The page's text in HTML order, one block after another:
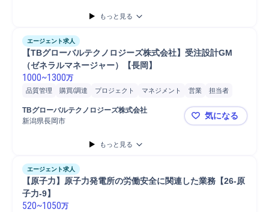
もっと見る
エージェント求人
【TBグローバルテクノロジーズ株式会社】受注設計GM
（ゼネラルマネージャー）【長岡】
1000~1300万
品質管理 購買/調達 プロジェクト マネジメント 営業
担当者
プロジェクトマネジメント
研究開発
設計レビュー 石油
製品
TBグローバルテクノロジーズ株式会社
新潟県長岡市
【TBグロー
気になる
もっと見る
エージェント求人
【原子力】原子力発電所の労働安全に関連した業務【26-原
子力-9】
520~1050万